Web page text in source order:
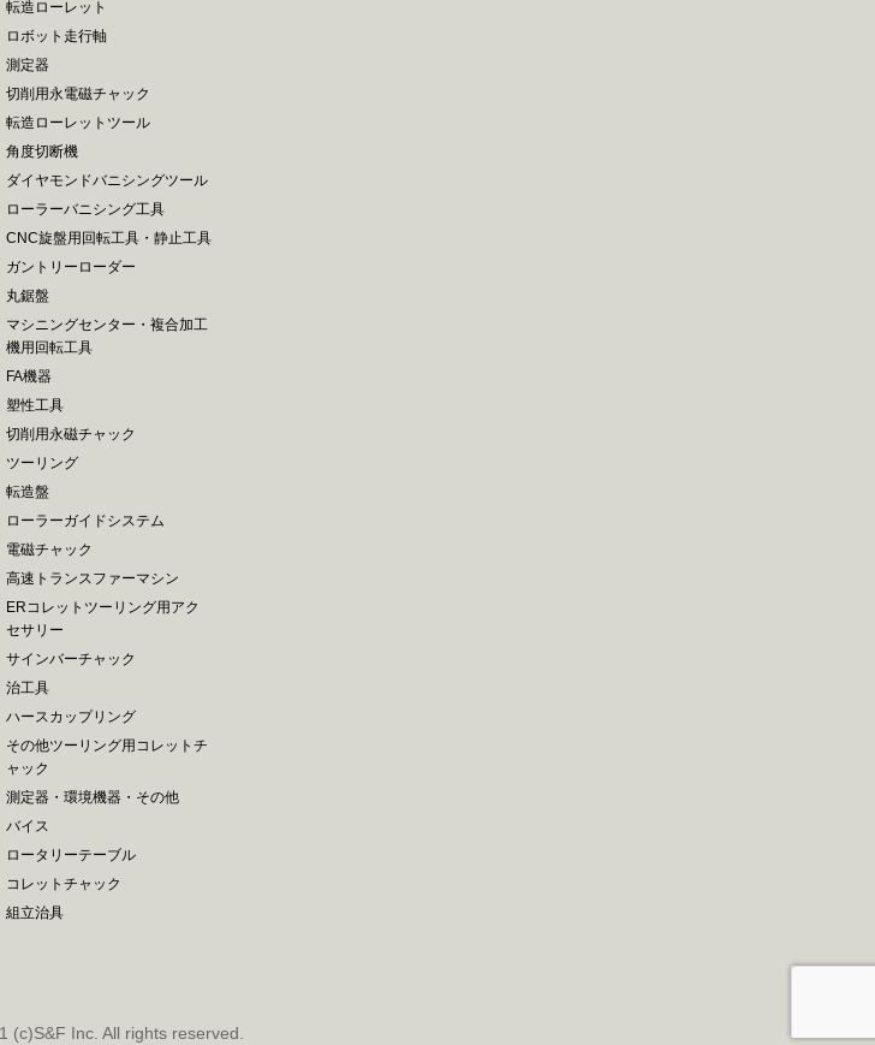
転造ローレット
ロボット走行軸
測定器
切削用永電磁チャック
転造ローレットツール
角度切断機
ダイヤモンドバニシングツール
ローラーバニシング工具
CNC旋盤用回転工具・静止工具
ガントリーローダー
丸鋸盤
マシニングセンター・複合加工
機用回転工具
FA機器
塑性工具
切削用永磁チャック
ツーリング
転造盤
ローラーガイドシステム
電磁チャック
高速トランスファーマシン
ERコレットツーリング用アク
セサリー
サインバーチャック
治工具
ハースカップリング
その他ツーリング用コレットチ
ャック
測定器・環境機器・その他
バイス
ロータリーテーブル
コレットチャック
組立治具
(c)S&F Inc. All rights reserved.